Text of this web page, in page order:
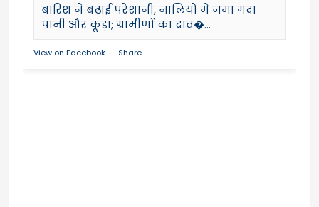
बारिश ने बढ़ाई परेशानी, नालियों में जमा गंदा
पानी और कूड़ा; ग्रामीणों का दाव�...
View on Facebook · Share